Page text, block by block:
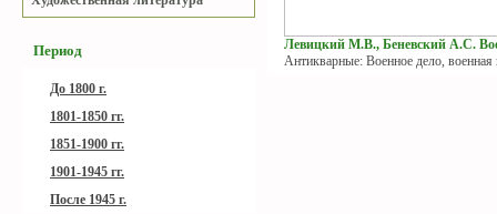
Период
До 1800 г.
1801-1850 гг.
1851-1900 гг.
1901-1945 гг.
После 1945 г.
Левицкий М.В., Беневский А.С.
Антикварные: Военное дело, военная